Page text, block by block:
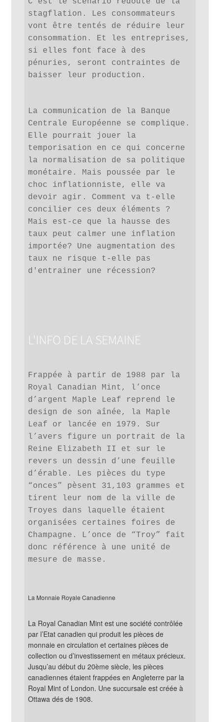
stagflation. Les consommateurs
vont être tentés de réduire leur
consommation. Et les entreprises,
si elles font face à des
pénuries, seront contraintes de
baisser leur production.
La communication de la Banque
Centrale Européenne se complique.
Elle pourrait jouer la
temporisation en ce qui concerne
la normalisation de sa politique
monétaire. Mais poussée par le
choc inflationniste, elle va
devoir agir. Comment va t-elle
concilier ces deux éléments ?
Mais est-ce que la hausse des
taux peut calmer une inflation
importée? Une augmentation des
taux ne risque t-elle pas
d'entrainer une récession?
L'INFO DE LA SEMAINE
Frappée à partir de 1988 par la
Royal Canadian Mint, l’once
d’argent Maple Leaf reprend le
design de son aînée, la Maple
Leaf or lancée en 1979. Sur
l’avers figure un portrait de la
Reine Elizabeth II et sur le
revers un dessin d’une feuille
d’érable. Les pièces du type
“onces” pèsent 31,103 grammes et
tirent leur nom de la ville de
Troyes dans laquelle étaient
organisées certaines foires de
Champagne. L’once de “Troy” fait
donc référence à une unité de
mesure de masse.
La Monnaie Royale Canadienne
La Royal Canadian Mint est une société contrôlée
par l’Etat canadien qui produit les pièces de
monnaie en circulation et certaines pièces de
collection ou d’investissement en métaux précieux.
Jusqu’au début du 20ème siècle, les pièces
canadiennes étaient frappées en Angleterre par la
Royal Mint of London. Une succursale est créée à
Ottawa dés de 1908.